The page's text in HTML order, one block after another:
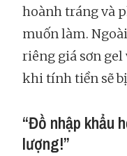
hoành tráng và
muốn làm.
riêng giá sơn gel
khi tính tiền sẽ
“Đồ nhập khẩu
lượng!”